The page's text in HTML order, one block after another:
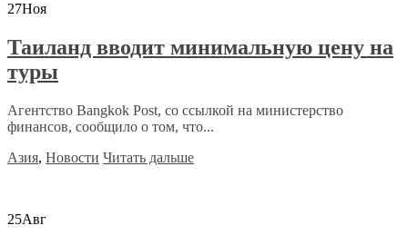
27Ноя
Таиланд вводит минимальную цену на
туры
Агентство Bangkok Post, со ссылкой на министерство
финансов, сообщило о том, что...
Азия, Новости Читать дальше
25Авг